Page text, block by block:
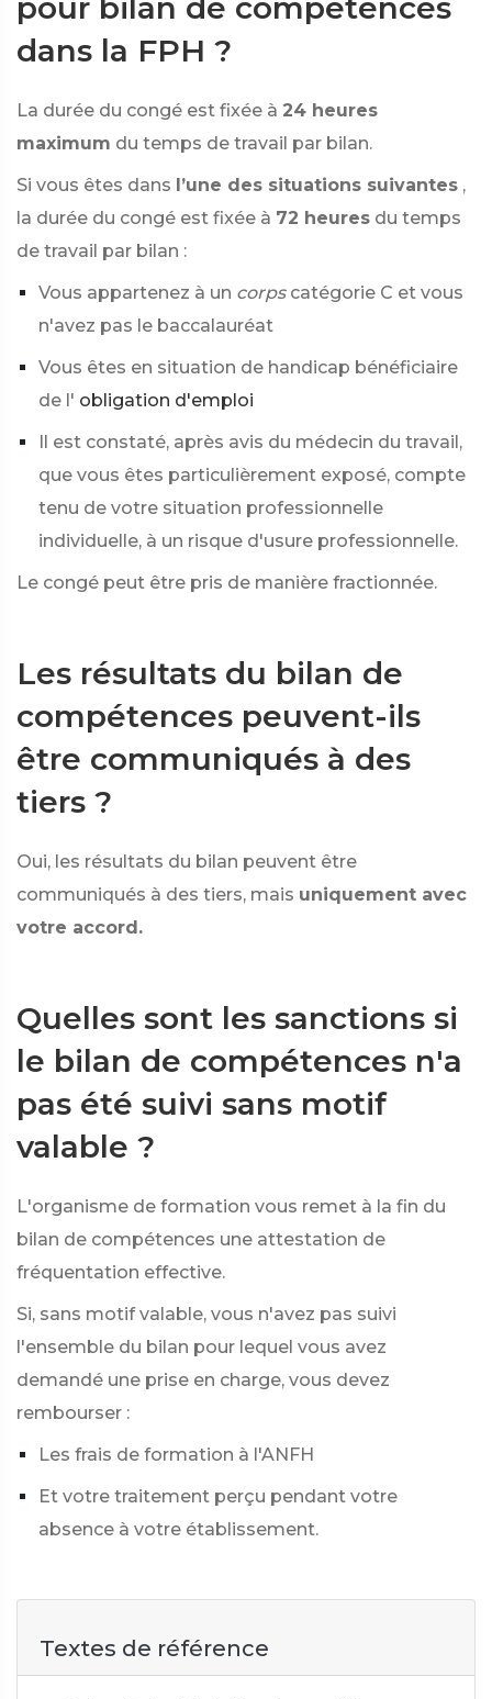
pour bilan de compétences
dans la FPH ?
La durée du congé est fixée à 24 heures
maximum du temps de travail par bilan.
Si vous êtes dans l’une des situations suivantes ,
la durée du congé est fixée à 72 heures du temps
de travail par bilan :
Vous appartenez à un corps catégorie C et vous
n'avez pas le baccalauréat
Vous êtes en situation de handicap bénéficiaire
de l' obligation d'emploi
Il est constaté, après avis du médecin du travail,
que vous êtes particulièrement exposé, compte
tenu de votre situation professionnelle
individuelle, à un risque d'usure professionnelle.
Le congé peut être pris de manière fractionnée.
Les résultats du bilan de
compétences peuvent-ils
être communiqués à des
tiers ?
Oui, les résultats du bilan peuvent être
communiqués à des tiers, mais uniquement avec
votre accord.
Quelles sont les sanctions si
le bilan de compétences n'a
pas été suivi sans motif
valable ?
L'organisme de formation vous remet à la fin du
bilan de compétences une attestation de
fréquentation effective.
Si, sans motif valable, vous n'avez pas suivi
l'ensemble du bilan pour lequel vous avez
demandé une prise en charge, vous devez
rembourser :
Les frais de formation à l'ANFH
Et votre traitement perçu pendant votre
absence à votre établissement.
Textes de référence